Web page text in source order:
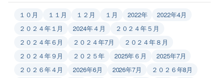
１０月 １１月 １２月 １月 2022年
2022年4月
２０２４年１月
2024年４月
２０２４年５月
２０２４年６月
２０２４年7月
２０２４年８月
２０２４年９月
２０２５年 2025年６月
2025年7月
２０２６年４月
2026年6月 2026年7月
２０２６年8月